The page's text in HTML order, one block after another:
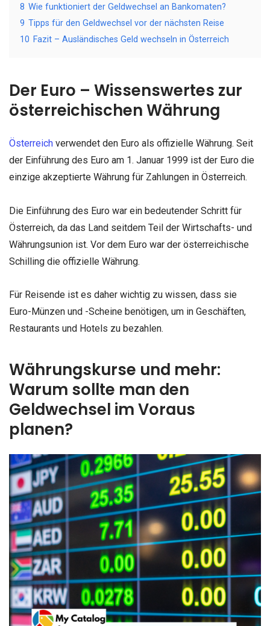
8 Wie funktioniert der Geldwechsel an Bankomaten?
9 Tipps für den Geldwechsel vor der nächsten Reise
10 Fazit – Ausländisches Geld wechseln in Österreich
Der Euro – Wissenswertes zur
österreichischen Währung
Österreich verwendet den Euro als offizielle Währung. Seit
der Einführung des Euro am 1. Januar 1999 ist der Euro die
einzige akzeptierte Währung für Zahlungen in Österreich.
Die Einführung des Euro war ein bedeutender Schritt für
Österreich, da das Land seitdem Teil der Wirtschafts- und
Währungsunion ist. Vor dem Euro war der österreichische
Schilling die offizielle Währung.
Für Reisende ist es daher wichtig zu wissen, dass sie
Euro-Münzen und -Scheine benötigen, um in Geschäften,
Restaurants und Hotels zu bezahlen.
Währungskurse und mehr:
Warum sollte man den
Geldwechsel im Voraus
planen?